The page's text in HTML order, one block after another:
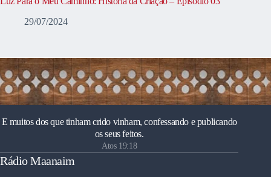
29/07/2024
E muitos dos que tinham crido vinham, confessando e publicando
os seus feitos.
Atos 19:18
Rádio Maanaim